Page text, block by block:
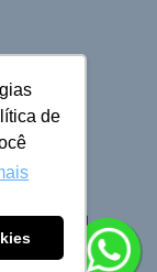
de
do Sul